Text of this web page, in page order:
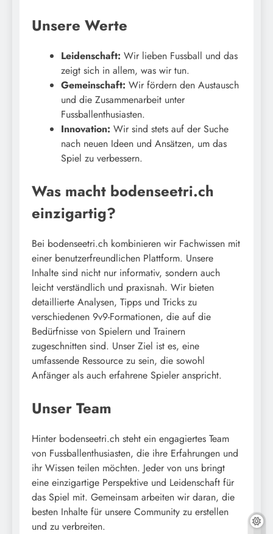
Unsere Werte
Leidenschaft: Wir lieben Fussball und das
zeigt sich in allem, was wir tun.
Gemeinschaft: Wir fördern den Austausch
und die Zusammenarbeit unter
Fussballenthusiasten.
Innovation: Wir sind stets auf der Suche
nach neuen Ideen und Ansätzen, um das
Spiel zu verbessern.
Was macht bodenseetri.ch
einzigartig?
Bei bodenseetri.ch kombinieren wir Fachwissen mit
einer benutzerfreundlichen Plattform. Unsere
Inhalte sind nicht nur informativ, sondern auch
leicht verständlich und praxisnah. Wir bieten
detaillierte Analysen, Tipps und Tricks zu
verschiedenen 9v9-Formationen, die auf die
Bedürfnisse von Spielern und Trainern
zugeschnitten sind. Unser Ziel ist es, eine
umfassende Ressource zu sein, die sowohl
Anfänger als auch erfahrene Spieler anspricht.
Unser Team
Hinter bodenseetri.ch steht ein engagiertes Team
von Fussballenthusiasten, die ihre Erfahrungen und
ihr Wissen teilen möchten. Jeder von uns bringt
eine einzigartige Perspektive und Leidenschaft für
das Spiel mit. Gemeinsam arbeiten wir daran, die
besten Inhalte für unsere Community zu erstellen
und zu verbreiten.